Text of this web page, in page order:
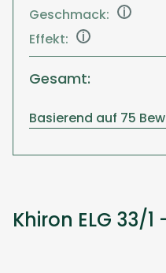
Geschmack: i
Effekt: i
Gesamt:
Basierend auf 75
Khiron ELG 33/